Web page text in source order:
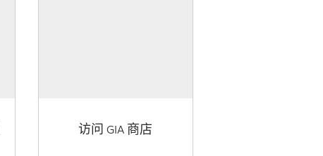
访问 GIA 商店